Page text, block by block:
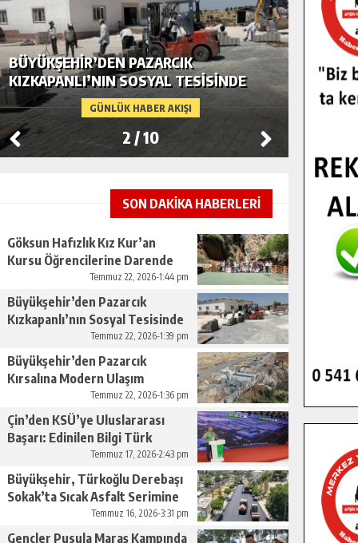
GÜNLÜK HABER AKIŞI
BÜYÜKŞEHIR’DEN PAZARCIK
KIZKAPANLI’NIN SOSYAL TESISINDE
ÇEVRE DÜZENLEMESI.
2 /10
SON DAKİKA HABERLERİ
Göksun Hafızlık Kız Kur’an
Kursu Öğrencilerine Darende
Temmuz 22, 2026-1:44 pm
Büyükşehir’den Pazarcık
Kızkapanlı’nın Sosyal Tesisinde
Çevre Düzenlemesi.Temmuz 22, 2026-1:39 pm
Büyükşehir’den Pazarcık
Kırsalına Modern Ulaşım
Temmuz 22, 2026-1:36 pm
Çin’den KSÜ’ye Uluslararası
Başarı: Edinilen Bilgi Türk
Tarımına Katkı Sağlayacak.
Temmuz 17, 2026-2:43 pm
Büyükşehir, Türkoğlu Derebaşı
Sokak’ta Sıcak Asfalt Serimine
Temmuz 16, 2026-3:31 pm
Gençler Pusula Maraş Kampında